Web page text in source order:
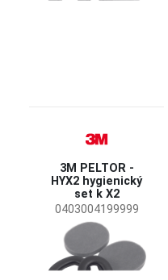
3M PELTOR -
HYX2 hygienický
set k X2
0403004199999